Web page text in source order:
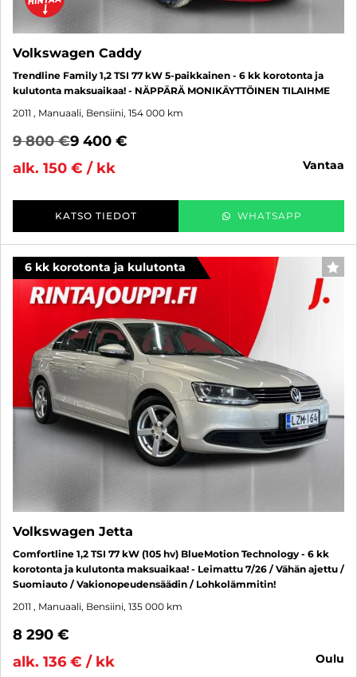
Volkswagen Caddy
Trendline Family 1,2 TSI 77 kW 5-paikkainen - 6 kk korotonta ja
kulutonta maksuaikaa! - NÄPPÄRÄ MONIKÄYTTÖINEN TILAIHME
2011 , Manuaali, Bensiini, 154 000 km
9 800 €9 400 €
alk. 150 € / kk
vantaa
KATSO TIEDOT WHATSAPP
6 kk korotonta ja kulutonta
Volkswagen Jetta
Comfortline 1,2 TSI 77 kW (105 hv) BlueMotion Technology - 6 kk
korotonta ja kulutonta maksuaikaa! - Leimattu 7/26 / Vähän ajettu /
Suomiauto / Vakionopeudensäädin / Lohkolämmitin!
2011 , Manuaali, Bensiini, 135 000 km
8 290 €
alk. 136 € / kk
oulu